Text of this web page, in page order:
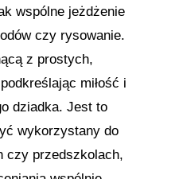
wspólne jeżdżenie
czy rysowanie.
z prostych,
miłość i
dziadka. Jest to
wykorzystany do
czy przedszkolach,